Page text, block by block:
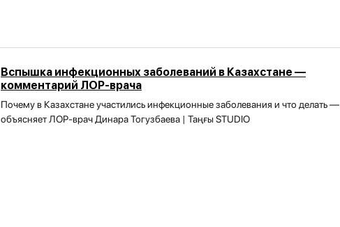
Вспышка инфекционных заболеваний в Казахстане —
комментарий ЛОР-врача
Почему в Казахстане участились инфекционные заболевания и что делать —
объясняет ЛОР-врач Динара Тогузбаева | Таңғы STUDIO